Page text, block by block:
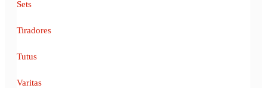
Sets
Tiradores
Tutus
Varitas